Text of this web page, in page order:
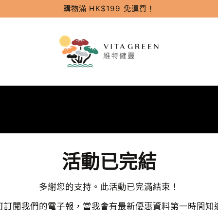
購物滿 HK$199 免運費！
活動已完結
多謝您的支持。此活動已完滿結束！
訂閱我們的電子報，當我會有最新優惠資料第一時間知